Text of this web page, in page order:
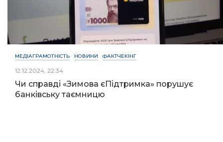
МЕДІАГРАМОТНІСТЬ НОВИНИ ФАКТЧЕКІНГ
12.12.2024, 22:34
Чи справді «Зимова єПідтримка» порушує
банківську таємницю